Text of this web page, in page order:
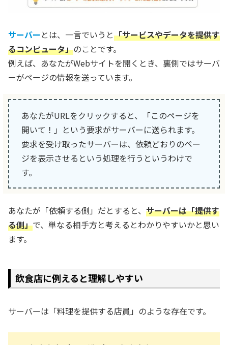
サーバー とは、一言でいうと「サービスやデータを提供す
るコンピュータ」のことです。
例えば、あなたがWebサイトを開くとき、裏側ではサーバ
ーがページの情報を送っています。
あなたがURLをクリックすると、「このページを
開いて！」という要求がサーバーに送られます。
要求を受け取ったサーバーは、依頼どおりのペー
ジを表示させるという処理を行うというわけで
す。
あなたが「依頼する側」だとすると、 サーバーは「提供す
る側」で、単なる相手方と考えるとわかりやすいかと思い
ます。
飲食店に例えると理解しやすい
サーバーは「料理を提供する店員」のような存在です。